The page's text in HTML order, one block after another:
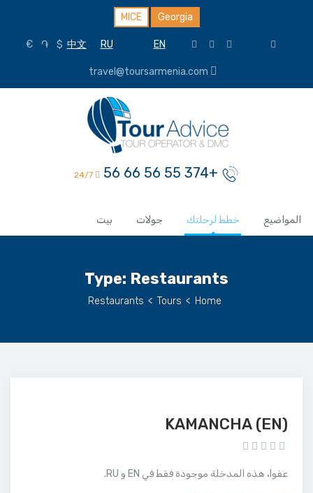
MICE Georgia
EN
RU
中文
$
֏
€
+374 55 56 66 56
بيت جولات خطط لرحلتك المواضيع
Type: Restaurants
Home
>
Tours
>
Restaurants
(EN) KAMANCHA
عفوا، هذه المدخلة موجودة فقط في EN و RU.